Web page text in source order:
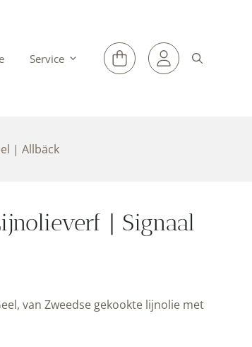
Service
| Allbäck
| Signaal
van Zweedse gekookte lijnolie met